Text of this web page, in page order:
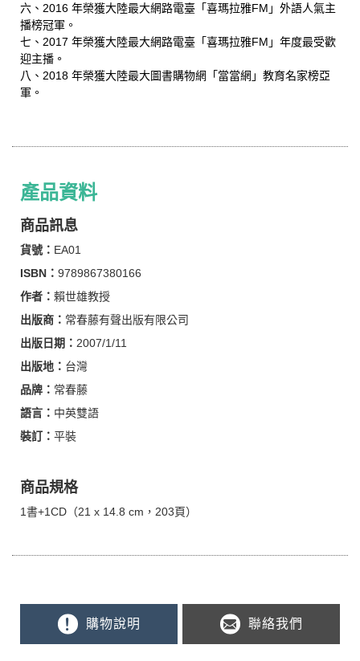
六、2016 年榮獲大陸最大網路電臺「喜瑪拉雅FM」外語人氣主
播榜冠軍。
七、2017 年榮獲大陸最大網路電臺「喜瑪拉雅FM」年度最受歡
迎主播。
八、2018 年榮獲大陸最大圖書購物網「當當網」教育名家榜亞
軍。
產品資料
商品訊息
貨號： EA01
ISBN： 9789867380166
作者： 賴世雄教授
出版商： 常春藤有聲出版有限公司
出版日期： 2007/1/11
出版地： 台灣
品牌： 常春藤
語言： 中英雙語
裝訂： 平裝
商品規格
1書+1CD（21 x 14.8 cm，203頁）
購物說明 聯絡我們